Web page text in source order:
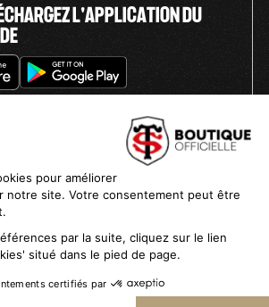
pour améliorer
notre site. Votre consentement peut être
par la suite, cliquez sur le lien
situé dans le pied de page.
certifiés par
L'APPLICATION DU
Politique de confidentialité
Mentions légales
générales de vente